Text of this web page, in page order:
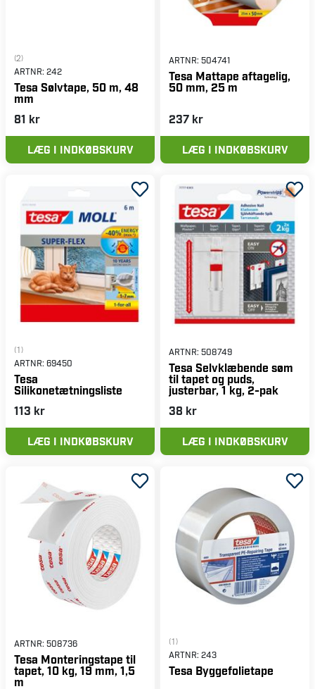
(2)
ARTNR: 242
Tesa Sølvtape, 50 m, 48
mm
81 kr
LÆG I INDKØBSKURV
ARTNR: 504741
Tesa Mattape aftagelig,
50 mm, 25 m
237 kr
LÆG I INDKØBSKURV
(1)
ARTNR: 69450
Tesa
Silikonetætningsliste
113 kr
LÆG I INDKØBSKURV
ARTNR: 508749
Tesa Selvklæbende søm
til tapet og puds,
justerbar, 1 kg, 2-pak
38 kr
LÆG I INDKØBSKURV
ARTNR: 508736
Tesa Monteringstape til
tapet, 10 kg, 19 mm, 1,5
m
(1)
ARTNR: 243
Tesa Byggefolietape